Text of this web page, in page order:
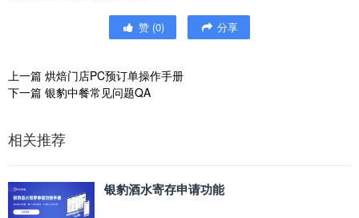
赞 (0) 分享
上一篇 烘焙门店PC预订单操作手册
下一篇 银豹中餐常见问题QA
相关推荐
银豹酒水寄存申请功能